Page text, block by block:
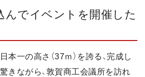
んでイベントを開催した
一の高さ（37ｍ）を誇る、完成し
きながら、敦賀商工会議所を訪れ